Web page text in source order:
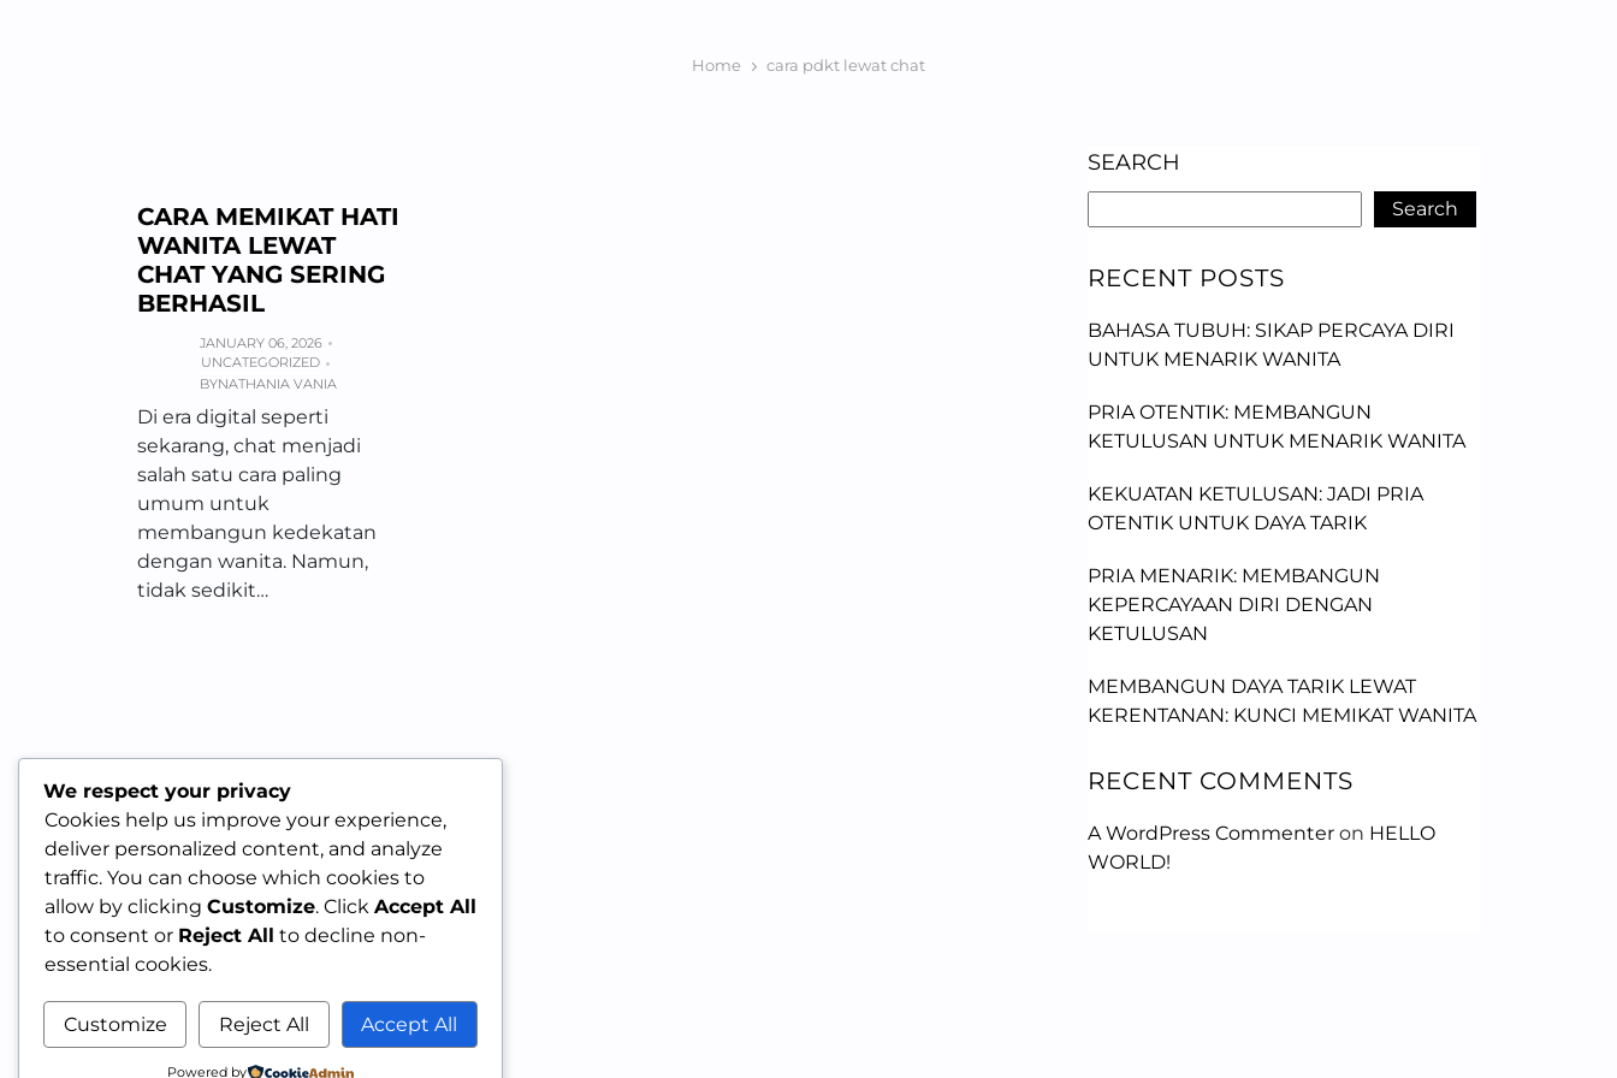
Home cara pdkt lewat chat
CARA MEMIKAT HATI
WANITA LEWAT
CHAT YANG SERING
BERHASIL
JANUARY 06, 2026
UNCATEGORIZED
BYNATHANIA VANIA
Di era digital seperti
sekarang, chat menjadi
salah satu cara paling
umum untuk
membangun kedekatan
dengan wanita. Namun,
tidak sedikit…
SEARCH
Search
RECENT POSTS
BAHASA TUBUH: SIKAP PERCAYA DIRI
UNTUK MENARIK WANITA
PRIA OTENTIK: MEMBANGUN
KETULUSAN UNTUK MENARIK WANITA
KEKUATAN KETULUSAN: JADI PRIA
OTENTIK UNTUK DAYA TARIK
PRIA MENARIK: MEMBANGUN
KEPERCAYAAN DIRI DENGAN
KETULUSAN
MEMBANGUN DAYA TARIK LEWAT
KERENTANAN: KUNCI MEMIKAT WANITA
RECENT COMMENTS
A WordPress Commenter on HELLO
WORLD!
We respect your privacy
Cookies help us improve your experience,
deliver personalized content, and analyze
traffic. You can choose which cookies to
allow by clicking Customize. Click Accept All
to consent or Reject All to decline non-
essential cookies.
Customize Reject All Accept All
Powered by